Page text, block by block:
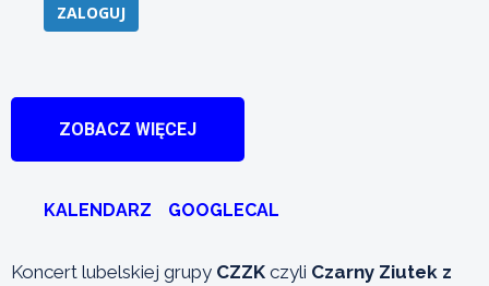
ZALOGUJ
ZOBACZ WIĘCEJ
KALENDARZ GOOGLECAL
Koncert lubelskiej grupy CZZK czyli Czarny Ziutek z